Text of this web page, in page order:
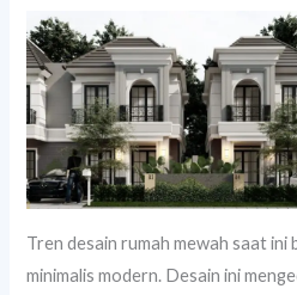
Tren desain rumah mewah saat ini
minimalis modern. Desain ini